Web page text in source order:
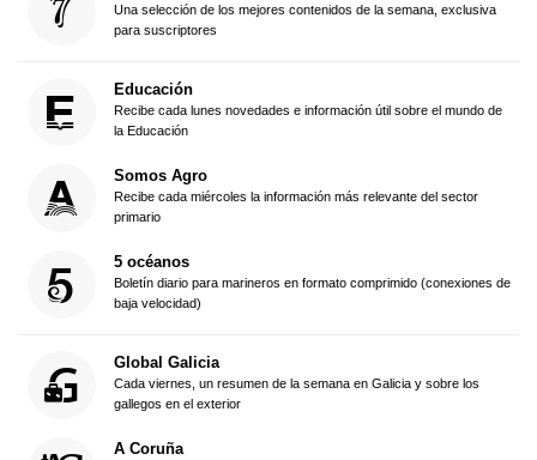
Una selección de los mejores contenidos de la semana, exclusiva
para suscriptores
Educación
Recibe cada lunes novedades e información útil sobre el mundo de
la Educación
Somos Agro
Recibe cada miércoles la información más relevante del sector
primario
5 océanos
Boletín diario para marineros en formato comprimido (conexiones de
baja velocidad)
Global Galicia
Cada viernes, un resumen de la semana en Galicia y sobre los
gallegos en el exterior
A Coruña